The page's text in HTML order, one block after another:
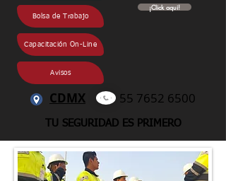
Bolsa de Trabajo
Capacitación On-Line
Avisos
¡Click aqui!
CDMX 55 7652 6500
TU SEGURIDAD ES PRIMERO